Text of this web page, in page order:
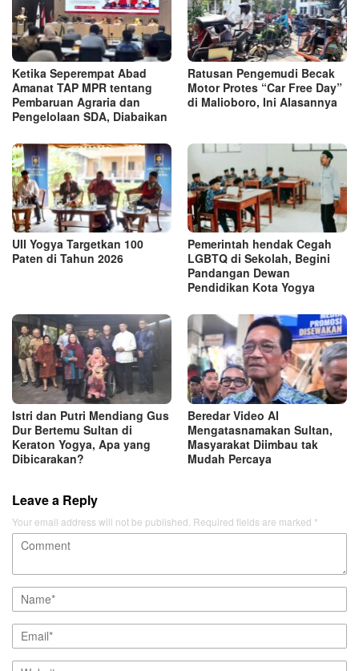
Ketika Seperempat Abad
Amanat TAP MPR tentang
Pembaruan Agraria dan
Pengelolaan SDA, Diabaikan
Ratusan Pengemudi Becak
Motor Protes “Car Free Day”
di Malioboro, Ini Alasannya
UII Yogya Targetkan 100
Paten di Tahun 2026
Pemerintah hendak Cegah
LGBTQ di Sekolah, Begini
Pandangan Dewan
Pendidikan Kota Yogya
Istri dan Putri Mendiang Gus
Dur Bertemu Sultan di
Keraton Yogya, Apa yang
Dibicarakan?
Beredar Video AI
Mengatasnamakan Sultan,
Masyarakat Diimbau tak
Mudah Percaya
Leave a Reply
Your email address will not be published. Required fields are marked *